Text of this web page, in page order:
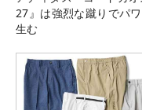
27』は強烈な蹴りでパ
生む